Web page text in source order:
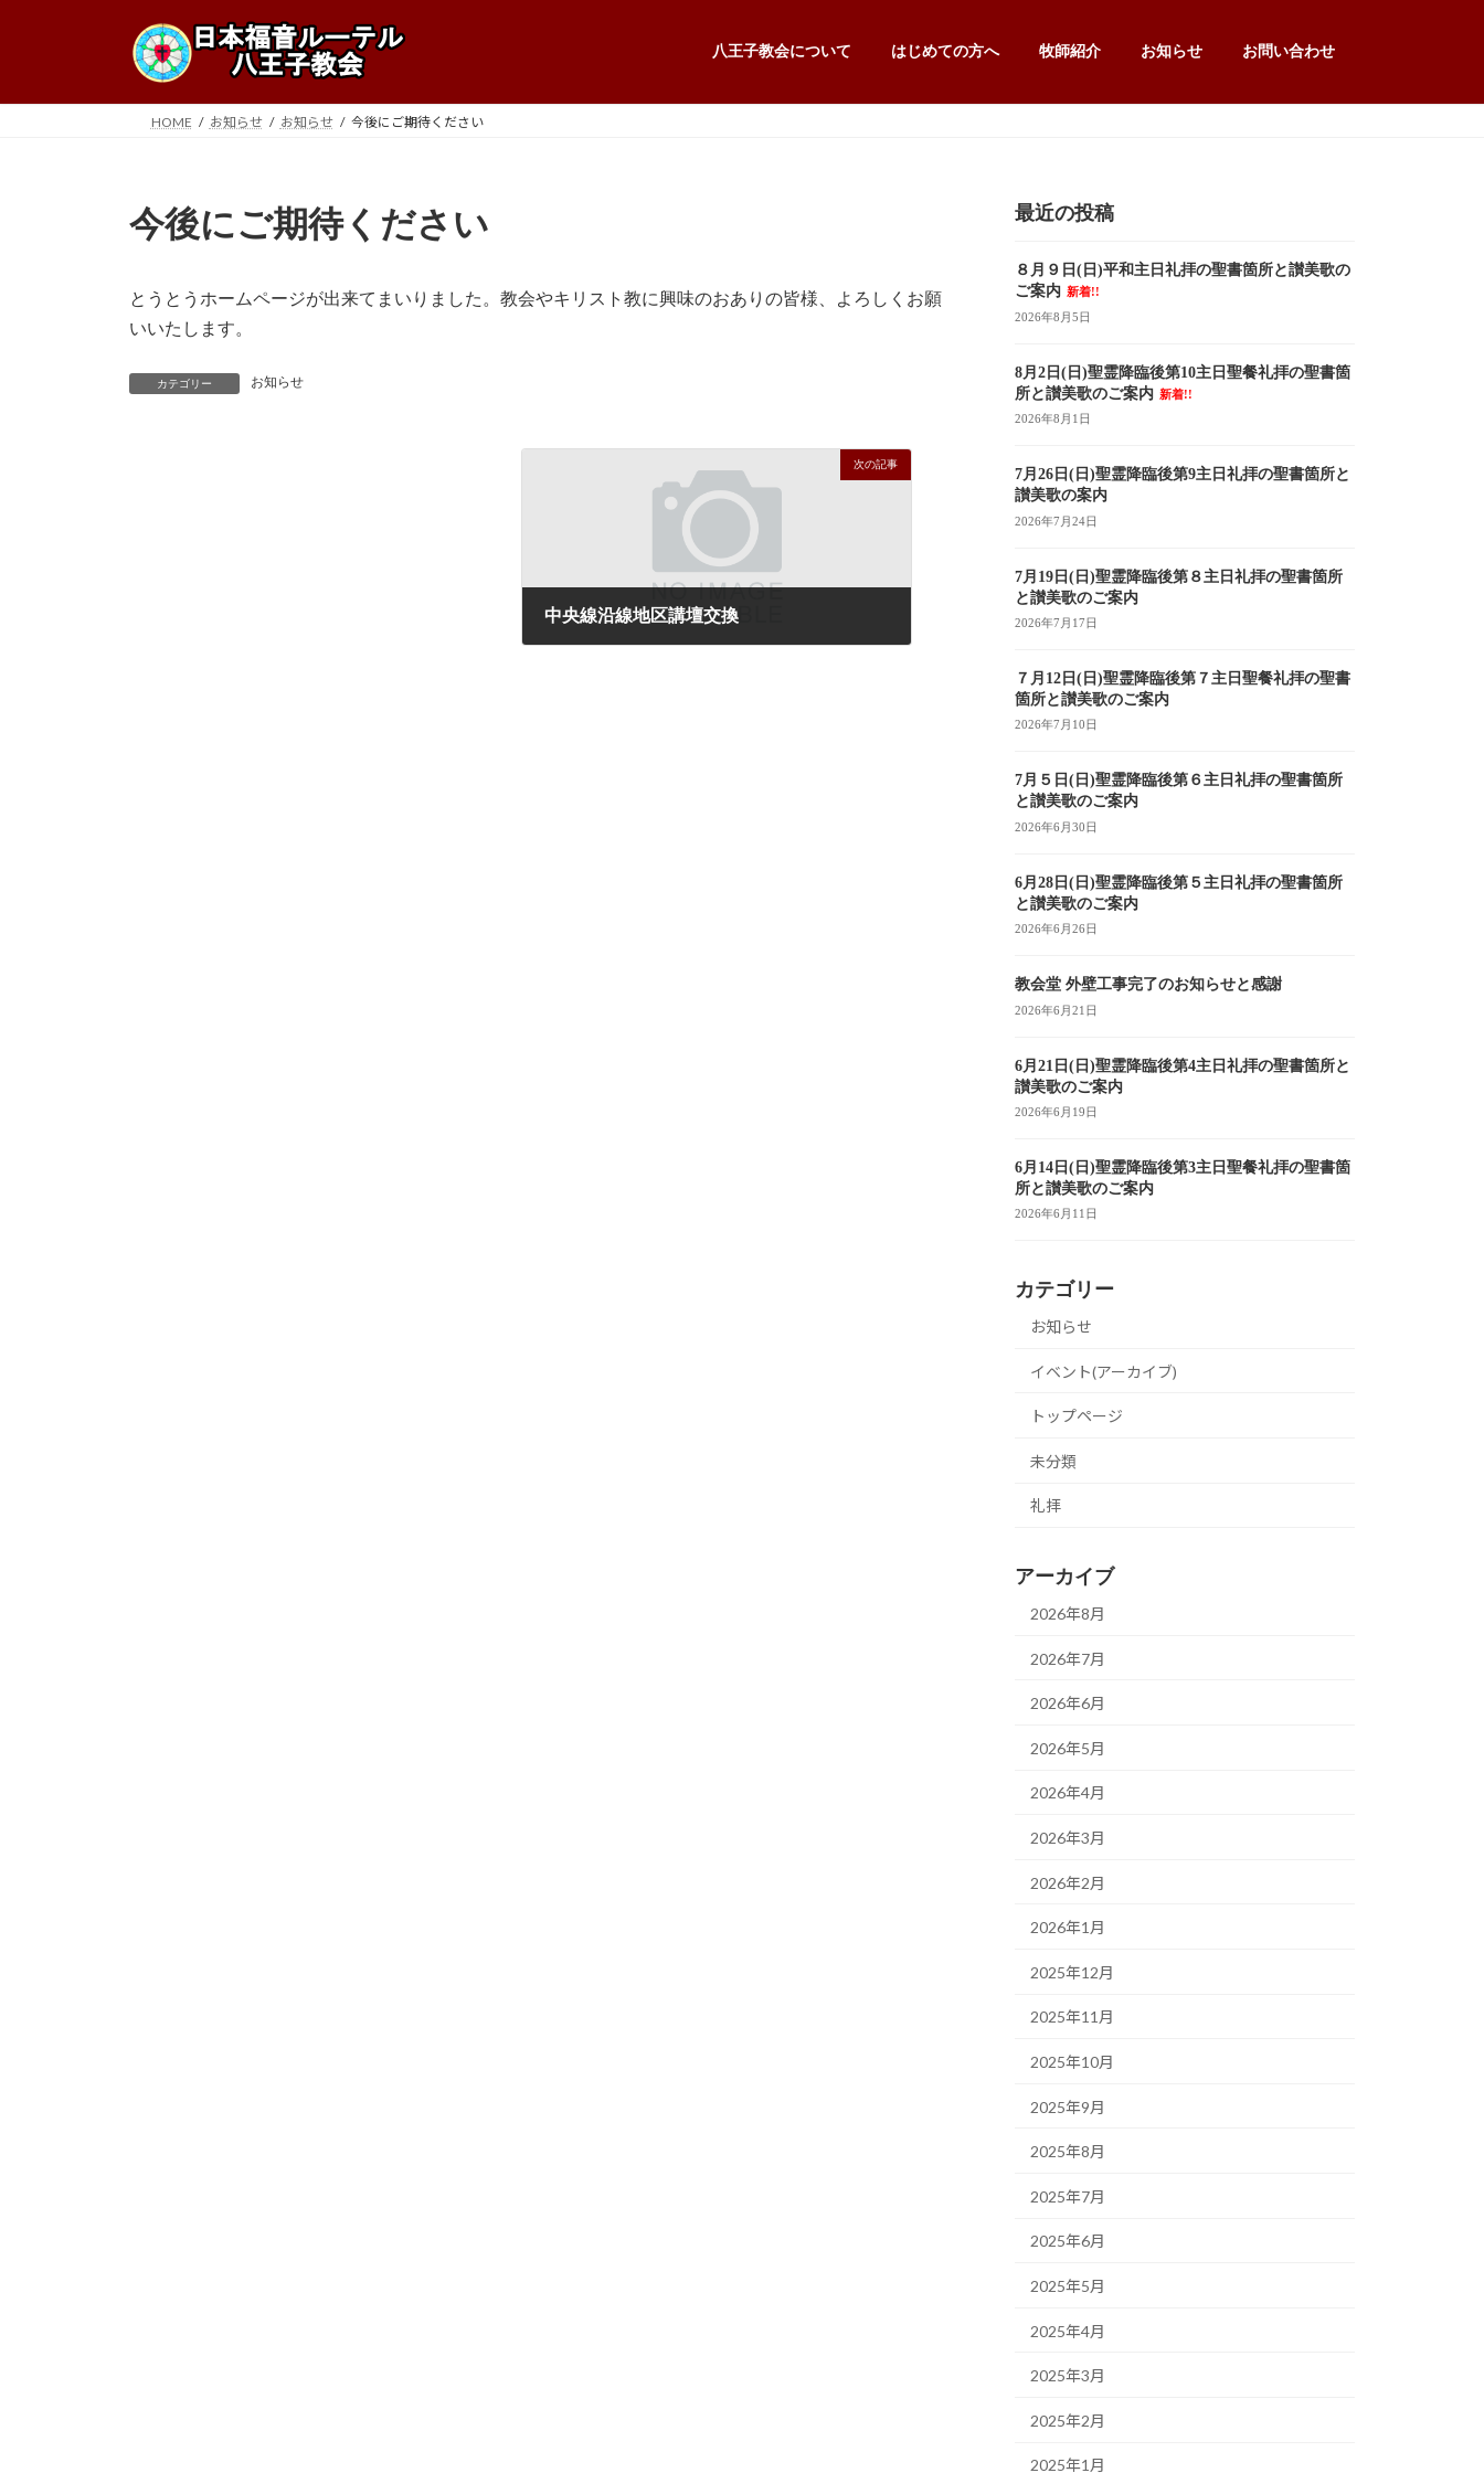
八王子教会について はじめての方へ 牧師紹介 お知らせ お問い合わせ
HOME お知らせ お知らせ 今後にご期待ください
今後にご期待ください
とうとうホームページが出来てまいりました。教会やキリスト教に興味のおありの皆様、よろしくお願
いいたします。
カテゴリー お知らせ
次の記事
中央線沿線地区講壇交換
最近の投稿
８月９日(日)平和主日礼拝の聖書箇所と讃美歌の
ご案内 新着!!
2026年8月5日
8月2日(日)聖霊降臨後第10主日聖餐礼拝の聖書箇
所と讃美歌のご案内 新着!!
2026年8月1日
7月26日(日)聖霊降臨後第9主日礼拝の聖書箇所と
讃美歌の案内
2026年7月24日
7月19日(日)聖霊降臨後第８主日礼拝の聖書箇所
と讃美歌のご案内
2026年7月17日
７月12日(日)聖霊降臨後第７主日聖餐礼拝の聖書
箇所と讃美歌のご案内
2026年7月10日
7月５日(日)聖霊降臨後第６主日礼拝の聖書箇所
と讃美歌のご案内
2026年6月30日
6月28日(日)聖霊降臨後第５主日礼拝の聖書箇所
と讃美歌のご案内
2026年6月26日
教会堂 外壁工事完了のお知らせと感謝
2026年6月21日
6月21日(日)聖霊降臨後第4主日礼拝の聖書箇所と
讃美歌のご案内
2026年6月19日
6月14日(日)聖霊降臨後第3主日聖餐礼拝の聖書箇
所と讃美歌のご案内
2026年6月11日
カテゴリー
お知らせ
イベント(アーカイブ)
トップページ
未分類
礼拝
アーカイブ
2026年8月
2026年7月
2026年6月
2026年5月
2026年4月
2026年3月
2026年2月
2026年1月
2025年12月
2025年11月
2025年10月
2025年9月
2025年8月
2025年7月
2025年6月
2025年5月
2025年4月
2025年3月
2025年2月
2025年1月